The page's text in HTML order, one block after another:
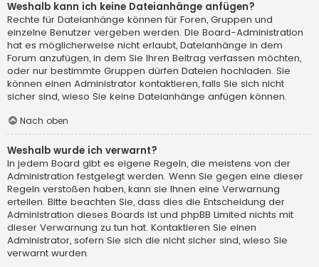
Weshalb kann ich keine Dateianhänge anfügen?
Rechte für Dateianhänge können für Foren, Gruppen und
einzelne Benutzer vergeben werden. Die Board-Administration
hat es möglicherweise nicht erlaubt, Dateianhänge in dem
Forum anzufügen, in dem Sie Ihren Beitrag verfassen möchten,
oder nur bestimmte Gruppen dürfen Dateien hochladen. Sie
können einen Administrator kontaktieren, falls Sie sich nicht
sicher sind, wieso Sie keine Dateianhänge anfügen können.
Nach oben
Weshalb wurde ich verwarnt?
In jedem Board gibt es eigene Regeln, die meistens von der
Administration festgelegt werden. Wenn Sie gegen eine dieser
Regeln verstoßen haben, kann sie Ihnen eine Verwarnung
erteilen. Bitte beachten Sie, dass dies die Entscheidung der
Administration dieses Boards ist und phpBB Limited nichts mit
dieser Verwarnung zu tun hat. Kontaktieren Sie einen
Administrator, sofern Sie sich die nicht sicher sind, wieso Sie
verwarnt wurden.